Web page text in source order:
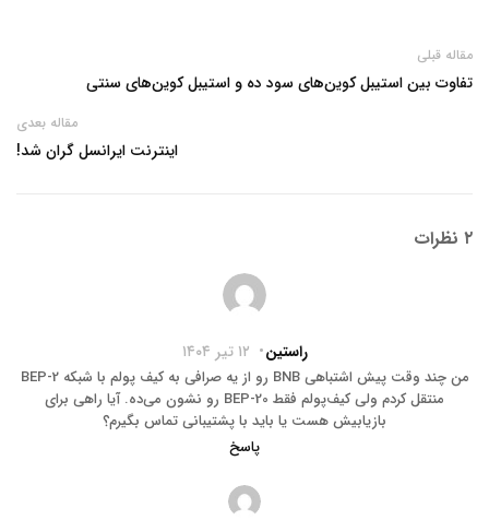
مقاله قبلی
تفاوت بین استیبل‌ کوین‌های سود ده و استیبل کوین‌های سنتی
مقاله بعدی
اینترنت ایرانسل گران شد!
۲ نظرات
راستین ۱۲ تیر ۱۴۰۴
من چند وقت پیش اشتباهی BNB رو از یه صرافی به کیف پولم با شبکه BEP-2
منتقل کردم ولی کیف‌پولم فقط BEP-20 رو نشون می‌ده. آیا راهی برای
بازیابیش هست یا باید با پشتیبانی تماس بگیرم؟
پاسخ